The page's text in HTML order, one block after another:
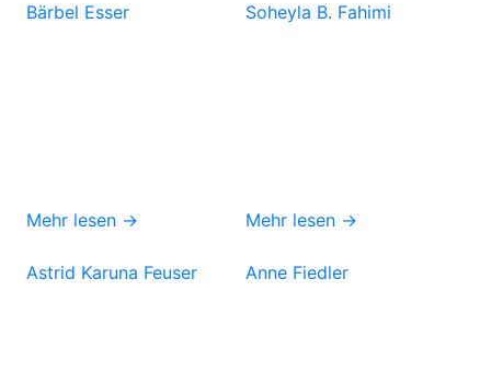
Bärbel Esser
Mehr lesen →
Soheyla B. Fahimi
Mehr lesen →
Astrid Karuna Feuser Anne Fiedler